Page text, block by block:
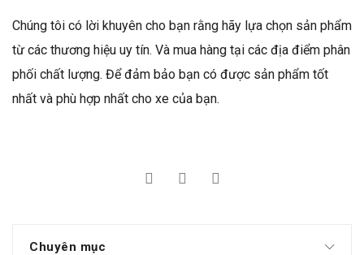
Chúng tôi có lời khuyên cho bạn rằng hãy lựa chọn sản phẩm
từ các thương hiệu uy tín. Và mua hàng tại các địa điểm phân
phối chất lượng. Để đảm bảo bạn có được sản phẩm tốt
nhất và phù hợp nhất cho xe của bạn.
Chuyên mục